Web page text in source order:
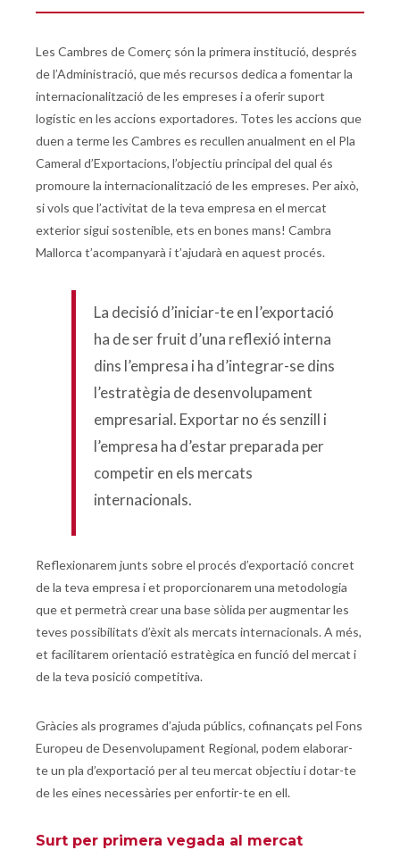
Les Cambres de Comerç són la primera institució, després
de l’Administració, que més recursos dedica a fomentar la
internacionalització de les empreses i a oferir suport
logístic en les accions exportadores. Totes les accions que
duen a terme les Cambres es recullen anualment en el Pla
Cameral d’Exportacions, l’objectiu principal del qual és
promoure la internacionalització de les empreses. Per això,
si vols que l’activitat de la teva empresa en el mercat
exterior sigui sostenible, ets en bones mans! Cambra
Mallorca t’acompanyarà i t’ajudarà en aquest procés.
La decisió d’iniciar-te en l’exportació
ha de ser fruit d’una reflexió interna
dins l’empresa i ha d’integrar-se dins
l’estratègia de desenvolupament
empresarial. Exportar no és senzill i
l’empresa ha d’estar preparada per
competir en els mercats
internacionals.
Reflexionarem junts sobre el procés d’exportació concret
de la teva empresa i et proporcionarem una metodologia
que et permetrà crear una base sòlida per augmentar les
teves possibilitats d’èxit als mercats internacionals. A més,
et facilitarem orientació estratègica en funció del mercat i
de la teva posició competitiva.
Gràcies als programes d’ajuda públics, cofinançats pel Fons
Europeu de Desenvolupament Regional, podem elaborar-
te un pla d’exportació per al teu mercat objectiu i dotar-te
de les eines necessàries per enfortir-te en ell.
Surt per primera vegada al mercat